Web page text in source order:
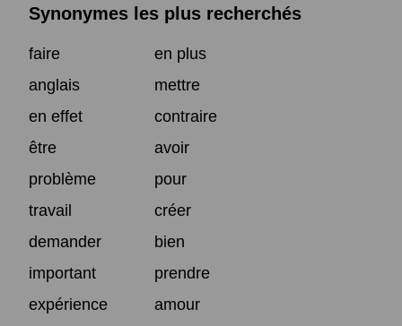
Synonymes les plus recherchés
faire
en plus
anglais
mettre
en effet
contraire
être
avoir
problème
pour
travail
créer
demander
bien
important
prendre
expérience
amour